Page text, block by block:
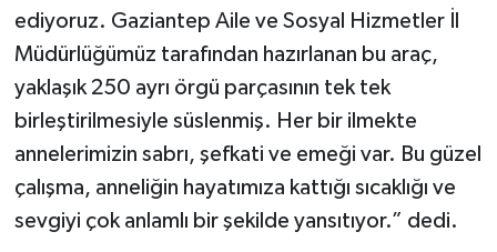
ediyoruz. Gaziantep Aile ve Sosyal Hizmetler İl
Müdürlüğümüz tarafından hazırlanan bu araç,
yaklaşık 250 ayrı örgü parçasının tek tek
birleştirilmesiyle süslenmiş. Her bir ilmekte
annelerimizin sabrı, şefkati ve emeği var. Bu güzel
çalışma, anneliğin hayatımıza kattığı sıcaklığı ve
sevgiyi çok anlamlı bir şekilde yansıtıyor.” dedi.